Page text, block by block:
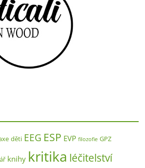
děti EEG ESP EVP filozofie GPZ
knihy kritika léčitelství